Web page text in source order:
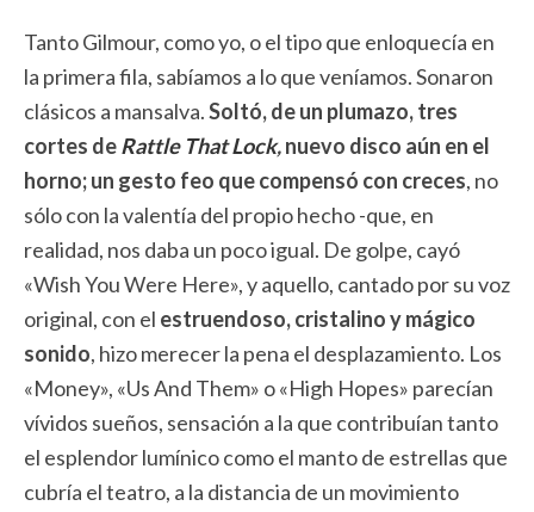
Tanto Gilmour, como yo, o el tipo que enloquecía en
la primera fila, sabíamos a lo que veníamos. Sonaron
clásicos a mansalva.Soltó, de un plumazo, tres
cortes deRattle That Lock,nuevo disco aún en el
horno; un gesto feo que compensó con creces, no
sólo con la valentía del propio hecho -que, en
realidad, nos daba un poco igual. De golpe, cayó
«Wish You Were Here», y aquello, cantado por su voz
original, con el estruendoso, cristalino y mágico
sonido, hizo merecer la pena el desplazamiento. Los
«Money», «Us And Them» o «High Hopes» parecían
vívidos sueños, sensación a la que contribuían tanto
el esplendor lumínico como el manto de estrellas que
cubría el teatro, a la distancia de un movimiento